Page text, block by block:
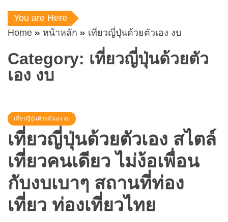
You are Here
Home
หน้าหลัก เที่ยวญี่ปุ่นด้วยตัวเอง งบ
Category: เที่ยวญี่ปุ่นด้วยตัว
เอง งบ
เที่ยวญี่ปุ่นด้วยตัวเอง งบ
เที่ยวญี่ปุ่นด้วยตัวเอง สไตล์
เที่ยวคนเดียว ไม่ง้อเพื่อน
กับงบเบาๆ สถานที่ท่อง
เที่ยว ท่องเที่ยวไทย